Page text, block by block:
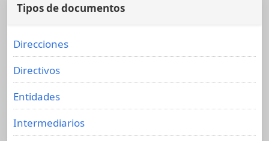
Tipos de documentos
Direcciones
Directivos
Entidades
Intermediarios